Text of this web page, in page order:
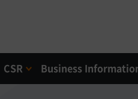
CSR Business